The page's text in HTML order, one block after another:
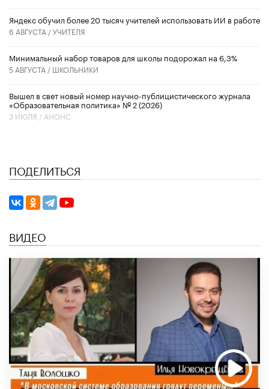
​Яндекс обучил более 20 тысяч учителей использовать ИИ в работе
6 АВГУСТА /УЧИТЕЛЯ
Минимальный набор товаров для школы подорожал на 6,3%
5 АВГУСТА / ШКОЛЬНИКИ
Вышел в свет новый номер научно-публицистического журнала
«Образовательная политика» № 2 (2026)
3 ИЮЛЯ / АНОНС
ПОДЕЛИТЬСЯ
ВИДЕО